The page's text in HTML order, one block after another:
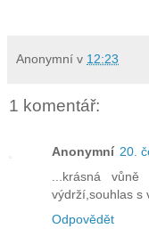
Anonymní v 12:23
1 komentář:
Anonymní 20.
...krásná
výdrží,souhlas s
Odpovědět